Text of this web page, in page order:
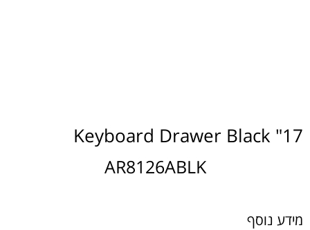
17" Keyboard Drawer Black
AR8126ABLK
מידע נוסף